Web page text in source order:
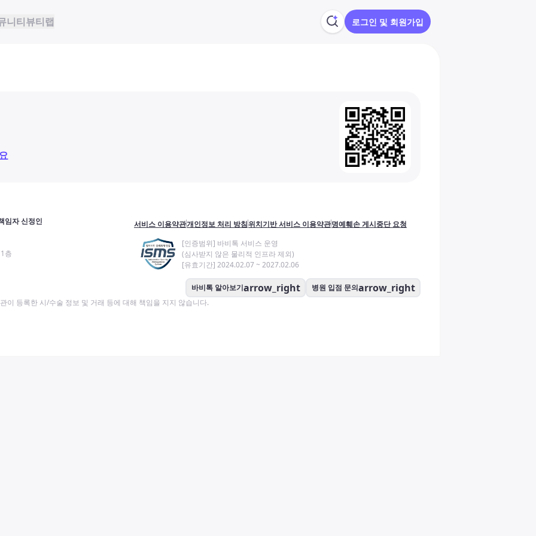
니티뷰티랩 로그인 및 회원가입
임자 신정인
층
서비스 이용약관개인정보 처리 방침위치기반 서비스 이용약관명예훼손 게시중단 요청
[인증범위] 바비톡 서비스 운영
(심사받지 않은 물리적 인프라 제외)
[유효기간] 2024.02.07 ~ 2027.02.06
바비톡 알아보기arrow_right 병원 입점 문의arrow_right
이 등록한 시/수술 정보 및 거래 등에 대해 책임을 지지 않습니다.